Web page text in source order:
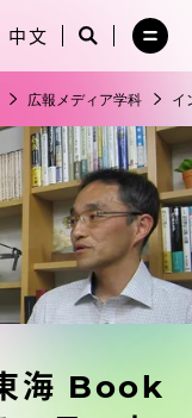
中文
サ
検
索
を
開
く
サ
イ
索
を
閉
じ
る
メ
ー
を
開
く
広報メディア学科 イ
海 Book
メ
ニ
を
閉
じ
る
）